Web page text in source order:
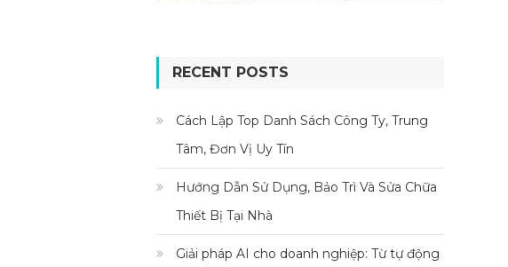
RECENT POSTS
Cách Lập Top Danh Sách Công Ty, Trung
Tâm, Đơn Vị Uy Tín
Hướng Dẫn Sử Dụng, Bảo Trì Và Sửa Chữa
Thiết Bị Tại Nhà
Giải pháp AI cho doanh nghiệp: Từ tự động